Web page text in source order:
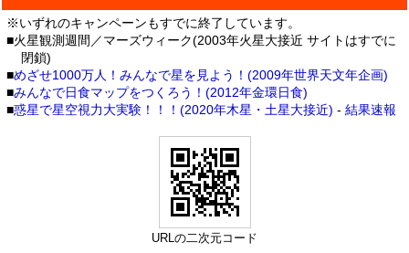
※いずれのキャンペーンもすでに終了しています。
■火星観測週間／マーズウィーク(2003年火星大接近 サイトはすでに
閉鎖)
■めざせ1000万人！みんなで星を見よう！(2009年世界天文年企画)
■みんなで日食マップをつくろう！(2012年金環日食)
■惑星で星空視力大実験！！！(2020年木星・土星大接近) - 結果速報
URLの二次元コード